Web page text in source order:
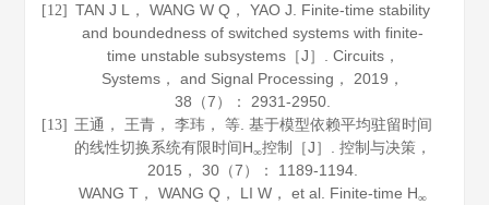
[12]
TAN J L， WANG W Q， YAO J. Finite-time stability
and boundedness of switched systems with finite-
time unstable subsystems［J］. Circuits，
Systems， and Signal Processing ， 2019 ，
38 （7）： 2931-2950.
[13] 王通， 王青， 李玮， 等. 基于模型依赖平均驻留时间
的线性切换系统有限时间H∞控制［J］.控制与决策 ，
2015 ，30 （7）： 1189-1194.
WANG T， WANG Q， LI W， et al. Finite-time H∞